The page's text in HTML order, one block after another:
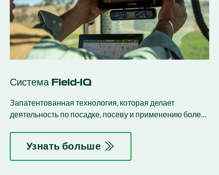
Система Field-IQ
Запатентованная технология, которая делает
деятельность по посадке, посеву и применению более
Узнать больше